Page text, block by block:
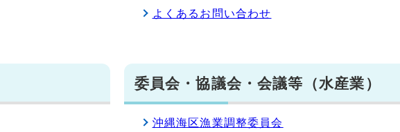
よくあるお問い合わせ
委員会・協議会・会議等（水産業）
沖縄海区漁業調整委員会